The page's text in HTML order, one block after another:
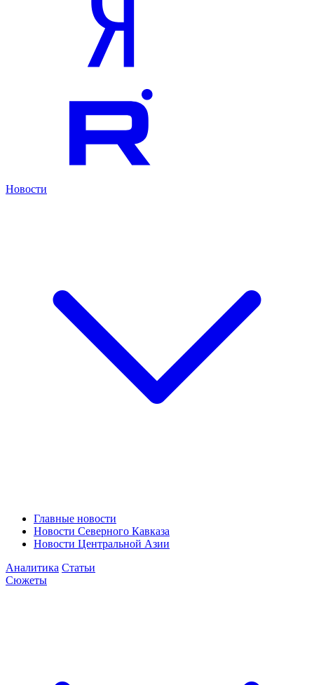
Новости
Главные новости
Новости Северного Кавказа
Новости Центральной Азии
Аналитика Статьи
Сюжеты